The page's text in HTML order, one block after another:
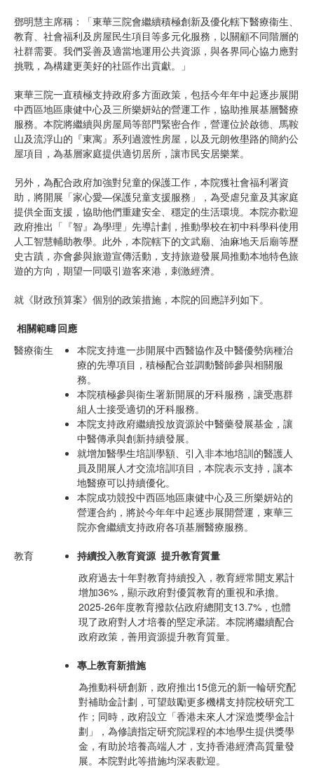
鄧明慧主席稱：「東華三院會繼續積極創新及優化轄下醫療衞生、
教育、社會福利及房屋民生項目等多元化服務，以關顧不同階層的
社群需要。我們妥善及適當地運用公共資源，與各界同心協力應對
挑戰，為構建更美好的社區作出貢獻。」
東華三院一直積極支持政府多方面政策，包括今年年中起逐步展開
中西區地區康健中心及三所樂妍站的營運工作，協助推展基層醫療
服務。本院將繼續與房屋局等部門緊密合作，營運位於啟德、馬鞍
山及流浮山的『東寓』系列過渡性房屋，以及元朗攸壆路的簡約公
屋項目，為基層家庭提供適切居所，讓市民安居樂業。
另外，為配合政府加強對兒童的保護工作，本院獲社會福利署資
助，將開展「家心愛—保護兒童支援服務」，為受虐兒童及其家庭
提供全面支援，協助他們重建安全、穩定的生活環境。本院亦歡迎
政府推出「『智』為學理」先導計劃，推動學校在初中科學科使用
人工智慧輔助教學。此外，本院轄下的文武廟、油麻地天后廟等歷
史古蹟，亦會參與旅遊宣傳活動，支持旅遊發展局推動本地特色旅
遊的方向，期望一同吸引遊客來港，刺激經濟。
就《財政預算案》個別的政策措施，本院的回應詳列如下。
相關範疇回應
醫療衞生
本院支持進一步開展中西醫協作及中醫優勢病種治
療的先導項目，積極配合並調動醫師參與相關服
務。
本院積極參與衞生署新開展的牙科服務，讓受惠群
組人士接受適切的牙科服務。
本院支持政府繼續投放資源於中醫藥發展基金，讓
中醫傳承與創新持續發展。
就增加醫學生培訓學額、引入非本地培訓的醫護人
員及開展人才交流培訓項目，本院表示支持，讓本
地醫療可以持續優化。
本院成功競投中西區地區康健中心及三所樂妍站的
營運合約，將於今年年中起逐步展開營運，東華三
院亦會繼續支持政府各項基層醫療服務。
教育 持續投入教育資源 提升教育質量
政府過去十年對教育持續投入，教育經常開支累計
增加36%，顯示政府對優質教育的重視和承擔。
2025-26年度教育撥款佔政府總開支13.7%，也體
現了政府對人才培養的堅定承諾。本院將繼續配合
政府政策，善用資源提升教育質量。
專上教育新措施
為推動科研創新，政府推出15億元的新一輪研究配
對補助金計劃，可望鼓勵更多機構支持院校研究工
作；同時，政府設立「香港未來人才深造獎學金計
劃」，為修讀指定研究院課程的本地學生提供獎學
金，有助於培養高端人才，支持香港經濟高質量發
展。本院對此等措施均深表歡迎。